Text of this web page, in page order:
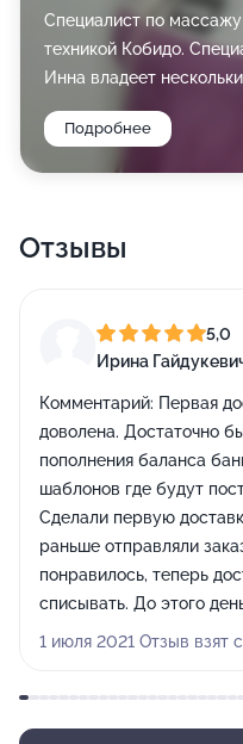
Специалист по
техникой Кобидо.
Инна владеет
По первому
как никто, видит
Подробнее
Отзывы
5,0
Ирина
Комментарий: Первая
доволена. Достаточно
пополнения баланса
шаблонов где будут
Сделали первую
раньше отправляли
понравилось, теперь
списывать. До этого
не нам в затраты
1 июля 2021 Отзыв взят